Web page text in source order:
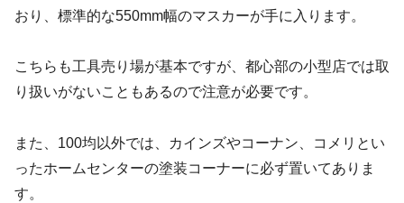
おり、標準的な550mm幅のマスカーが手に入ります。
こちらも工具売り場が基本ですが、都心部の小型店では取
り扱いがないこともあるので注意が必要です。
また、100均以外では、カインズやコーナン、コメリとい
ったホームセンターの塗装コーナーに必ず置いてありま
す。